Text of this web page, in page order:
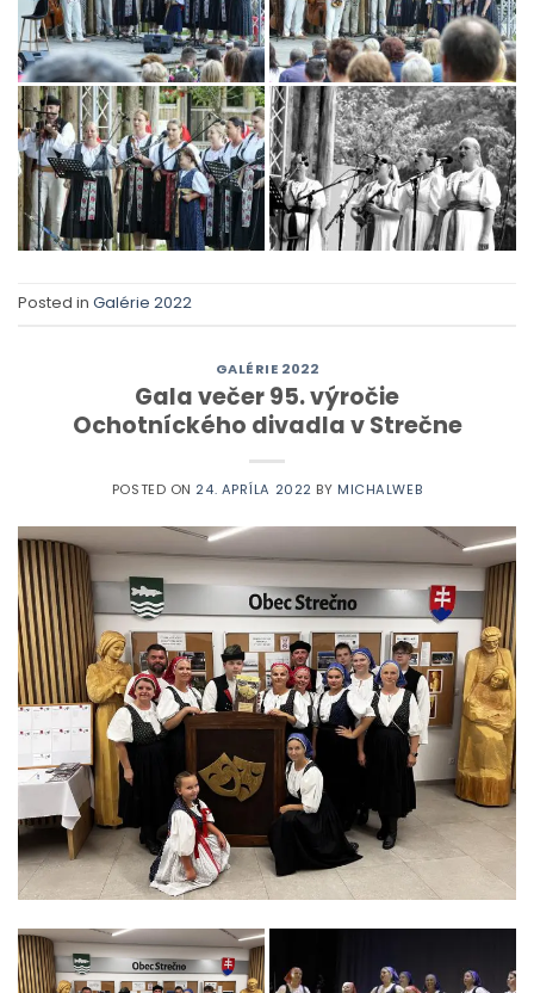
Posted in Galérie 2022
GALÉRIE 2022
Gala večer 95. výročie
Ochotníckého divadla v Strečne
POSTED ON 24. APRÍLA 2022 BY MICHALWEB